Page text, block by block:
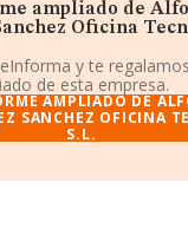
ampliado de
Oficina
y te
de esta empresa.
AMPLIADO DE
SANCHEZ OFICINA
S.L.